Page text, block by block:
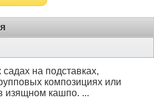
на подставках,
композициях или
изящном кашпо. ...